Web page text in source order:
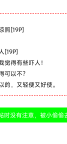
照[19P]
[19P]
觉得有些吓人！
可以不？
的，又轻便又好使。
时没有注意，被小偷偷